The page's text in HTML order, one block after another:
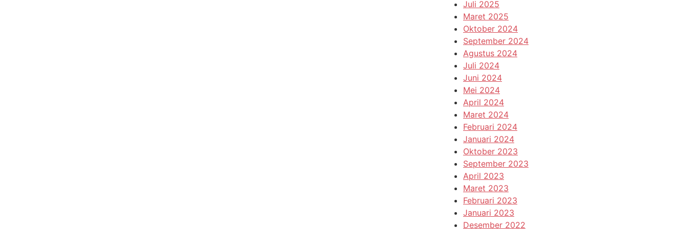
Juli 2025
Maret 2025
Oktober 2024
September 2024
Agustus 2024
Juli 2024
Juni 2024
Mei 2024
April 2024
Maret 2024
Februari 2024
Januari 2024
Oktober 2023
September 2023
April 2023
Maret 2023
Februari 2023
Januari 2023
Desember 2022